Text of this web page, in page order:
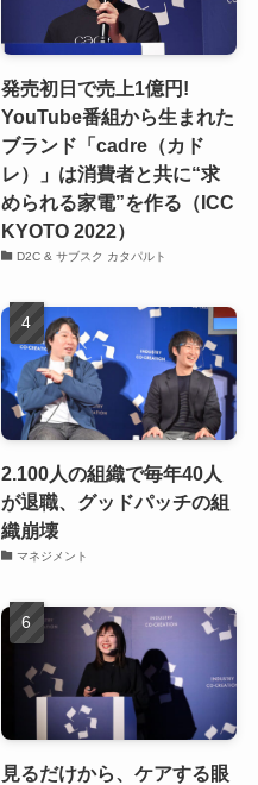
発売初日で売上1億円!
YouTube番組から生まれた
ブランド「cadre（カド
レ）」は消費者と共に“求
められる家電”を作る（ICC
KYOTO 2022）
D2C & サブスク カタパルト
2.100人の組織で毎年40人
が退職、グッドパッチの組
織崩壊
マネジメント
見るだけから、ケアする眼